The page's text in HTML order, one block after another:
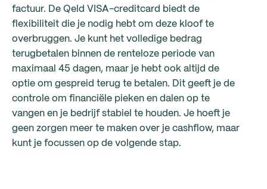
factuur. De Qeld VISA-creditcard biedt de
flexibiliteit die je nodig hebt om deze kloof te
overbruggen. Je kunt het volledige bedrag
terugbetalen binnen de renteloze periode van
maximaal 45 dagen, maar je hebt ook altijd de
optie om gespreid terug te betalen. Dit geeft je de
controle om financiële pieken en dalen op te
vangen en je bedrijf stabiel te houden. Je hoeft je
geen zorgen meer te maken over je cashflow, maar
kunt je focussen op de volgende stap.